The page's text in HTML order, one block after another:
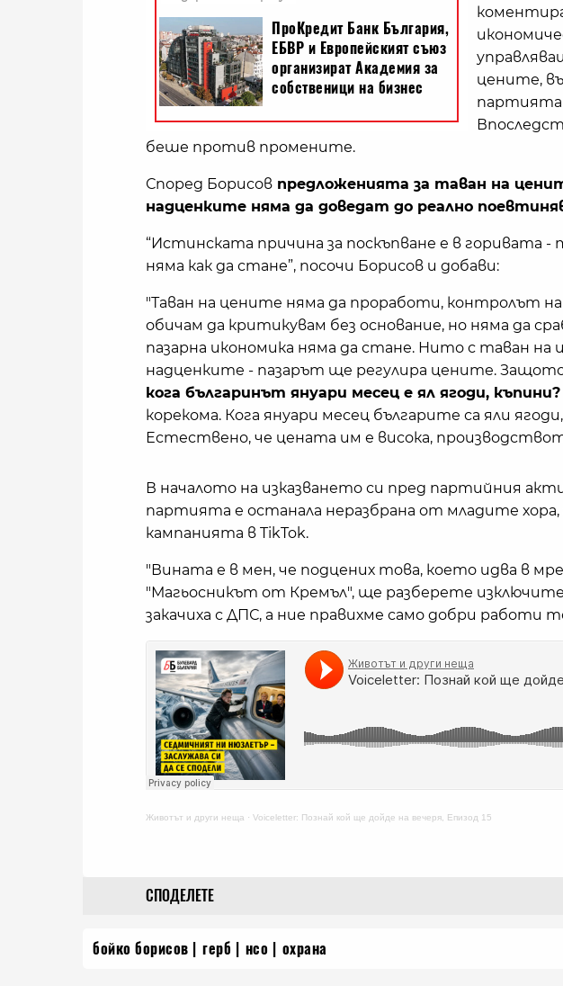
цените,
партията
беше против промените.
Според Борисов предложенията за таван на
надценките няма да доведат до реално
“Истинската причина за поскъпване е в горивата -
няма как да стане”, посочи Борисов и добави:
"Таван на цените няма да проработи, контролът
обичам да критикувам без основание, но няма да
пазарна икономика няма да стане. Нито с таван на
надценките - пазарът ще регулира цените.
кога българинът януари месец е ял ягоди, къпини?
корекома. Кога януари месец българите са яли
Естествено, че цената им е висока,
В началото на изказването си пред партийния
партията е останала неразбрана от младите
кампанията в TikTok.
"Вината е в мен, че подцених това, което идва в
"Магьосникът от Кремъл", ще разберете
закачиха с ДПС, а ние правихме само добри работи
Животът и други неща · Voiceletter: Познай кой ще дойде на вечеря, Епизод 15
СПОДЕЛЕТЕ
бойко борисов герб нсо охрана